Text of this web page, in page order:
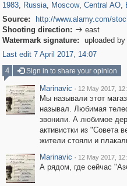
1983, Russia, Moscow, Central AO,
Source:
http://www.alamy.com/
Shooting direction:  east
Watermark signature:
uploaded by
Last edit 7 April 2017, 14:07
4
Sign in to share your opinion
Marinavic · 12 May 2017,
Мы называли этот
называл. Любимая
звонили. А любимое
активистки из "Совета
жители стояли и
Marinavic · 12 May 2017,
А рядом, где сейчас